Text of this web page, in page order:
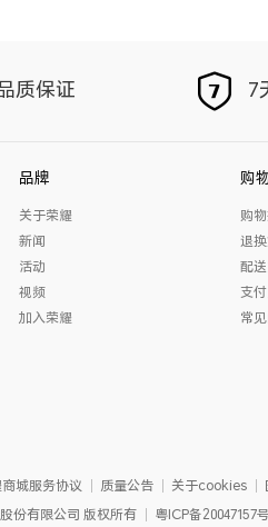
质保证 7
品牌
关于荣耀
新闻
活动
视频
加入荣耀
购
购
退
配
支
常
城服务协议 质量公告 关于cookies
份有限公司 版权所有 粤ICP备20047157号